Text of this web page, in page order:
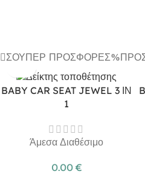
ΣΟΎΠΕΡ ΠΡΟΣΦΟΡΈΣ
BABY CAR SEAT JEWEL 3 ΙΝ
1
Άμεσα Διαθέσιμο
0.00 €